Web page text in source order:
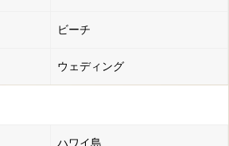
ビーチ
ウェディング
ハワイ島